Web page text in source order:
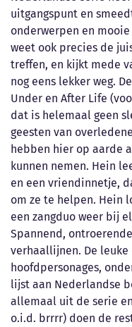
uitgangspunt en
onderwerpen en
weet ook precies de
treffen, en kijkt mede
nog eens lekker weg.
Under en After Life
dat is helemaal geen
geesten van
hebben hier op aarde
kunnen nemen. Hein
en een vriendinnetje,
om ze te helpen. Hein
een zangduo weer bij
Spannend,
verhaallijnen. De leuke
hoofdpersonages,
lijst aan Nederlandse
allemaal uit de serie
o.i.d. brrrr) doen de